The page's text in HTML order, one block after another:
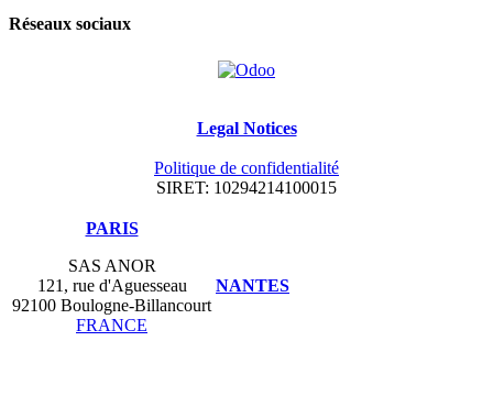
Réseaux sociaux
Legal Notices
Politique de confidentialité
SIRET: 10294214100015
​PARIS
SAS ANOR
121, rue d'Aguesseau
92100 Boulogne-Billancourt
FRANCE
NANTES